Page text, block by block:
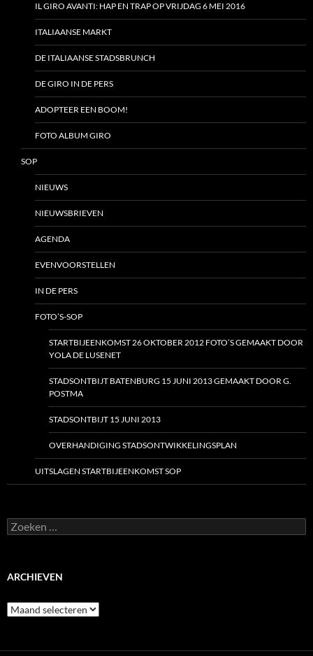
IL GIRO AVANTI: HAP EN TRAP OP VRIJDAG 6 MEI 2016
ITALIAANSE MARKT
DE ITALIAANSE STADSBRUNCH
DE GIRO IN DE PERS
ADOPTEER EEN BOOM!
FOTO ALBUM GIRO
SOP
NIEUWS
NIEUWSBRIEVEN
AGENDA
EVENVOORSTELLEN
IN DE PERS
FOTO’S-SOP
STARTBIJEENKOMST 26 OKTOBER 2012 FOTO’S GEMAAKT DOOR
YOLA DE LUSENET
STADSONTBIJT BATENBURG 15 JUNI 2013 GEMAAKT DOOR G.
POSTMA
STADSONTBIJT 15 JUNI 2013
OVERHANDIGING STADSONTWIKKELINGSPLAN
UITSLAGEN STARTBIJEENKOMST SOP
Zoeken
naar:
ARCHIEVEN
Archieven